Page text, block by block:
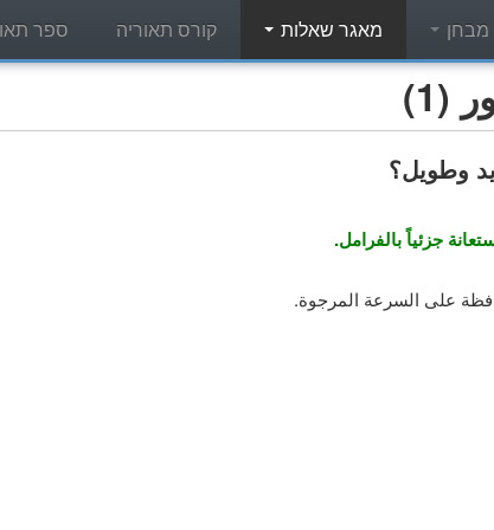
מבחן מאגר שאלות קורס תאוריה ספר
(1)
وطويل؟
جزئياً بالفرامل.
على السرعة المرجوة.